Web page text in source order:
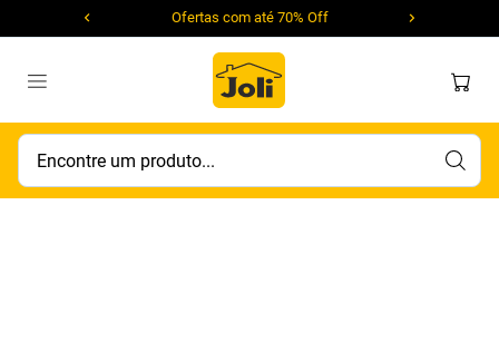
Ofertas com até 70% Off
Encontre um produto...